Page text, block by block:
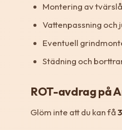
Montering av
Vattenpassning och
Eventuell
Städning och
ROT-avdrag på
Glöm inte att du kan få